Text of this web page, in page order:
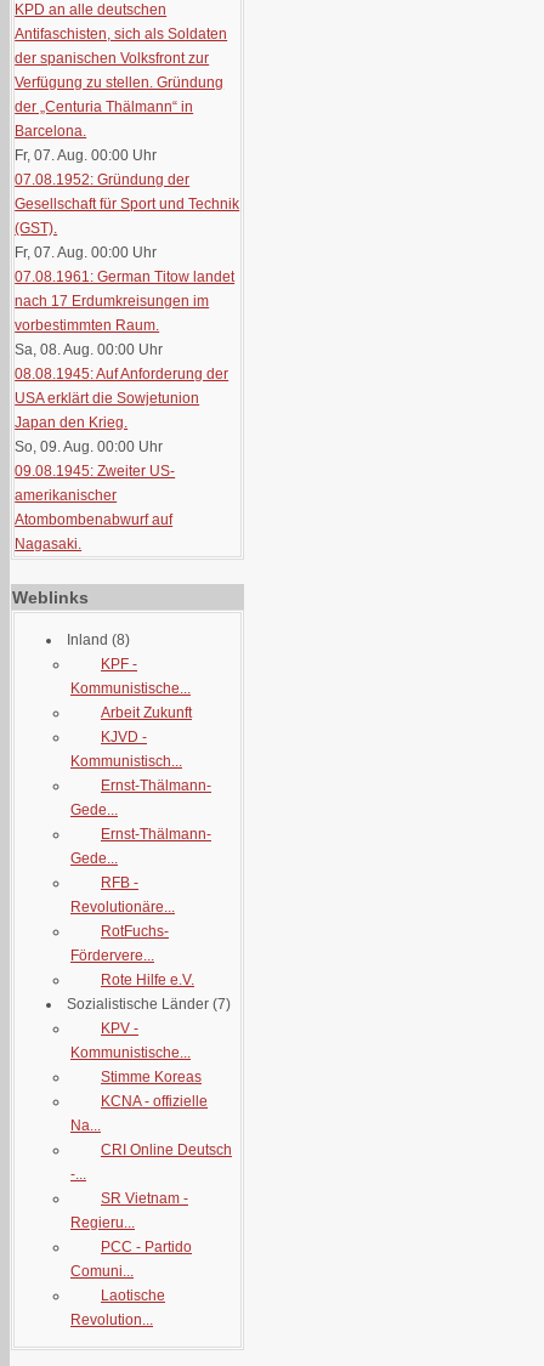
KPD an alle deutschen
Antifaschisten, sich als Soldaten
der spanischen Volksfront zur
Verfügung zu stellen. Gründung
der „Centuria Thälmann“ in
Barcelona.
Fr, 07. Aug. 00:00 Uhr
07.08.1952: Gründung der
Gesellschaft für Sport und Technik
(GST).
Fr, 07. Aug. 00:00 Uhr
07.08.1961: German Titow landet
nach 17 Erdumkreisungen im
vorbestimmten Raum.
Sa, 08. Aug. 00:00 Uhr
08.08.1945: Auf Anforderung der
USA erklärt die Sowjetunion
Japan den Krieg.
So, 09. Aug. 00:00 Uhr
09.08.1945: Zweiter US-
amerikanischer
Atombombenabwurf auf
Nagasaki.
Weblinks
Inland (8)
KPF -
Kommunistische...
Arbeit Zukunft
KJVD -
Kommunistisch...
Ernst-Thälmann-
Gede...
Ernst-Thälmann-
Gede...
RFB -
Revolutionäre...
RotFuchs-
Fördervere...
Rote Hilfe e.V.
Sozialistische Länder (7)
KPV -
Kommunistische...
Stimme Koreas
KCNA - offizielle
Na...
CRI Online Deutsch
-...
SR Vietnam -
Regieru...
PCC - Partido
Comuni...
Laotische
Revolution...